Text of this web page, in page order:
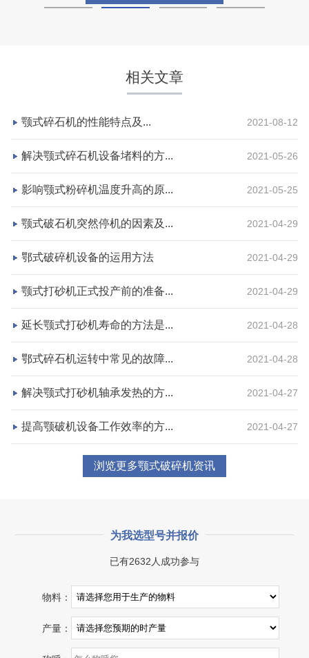
湖北省荆州市鼎盛矿业时产2000吨高钙石破碎生产
线
项目坐标
湖北省荆州市
设计产能
项目业主
咨询该项目执行经理
湖北省宜昌市砂石集并日产一万吨砂石料生产线
项目坐标
湖北省宜昌市
设计产能
相关文章
颚式碎石机的性能特点及... 2021-08-12
解决颚式碎石机设备堵料的方... 2021-05-26
影响颚式粉碎机温度升高的原... 2021-05-25
颚式破石机突然停机的因素及... 2021-04-29
鄂式破碎机设备的运用方法 2021-04-29
颚式打砂机正式投产前的准备... 2021-04-29
延长颚式打砂机寿命的方法是... 2021-04-28
鄂式碎石机运转中常见的故障... 2021-04-28
解决颚式打砂机轴承发热的方... 2021-04-27
提高颚破机设备工作效率的方... 2021-04-27
浏览更多颚式破碎机资讯
为我选型号并报价
已有2632人成功参与
物料：
产量：